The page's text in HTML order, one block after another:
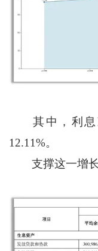
其中，利息
12.11%。
支撑这一增长